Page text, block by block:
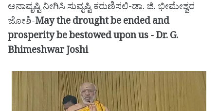
ಅನಾವೃಷ್ಟಿ ನೀಗಿಸಿ ಸುವೃಷ್ಟಿ ಕರುಣಿಸಲಿ-ಡಾ. ಜಿ. ಭೀಮೇಶ್ವರ
ಜೋಶಿ-May the drought be ended and
prosperity be bestowed upon us - Dr. G.
Bhimeshwar Joshi